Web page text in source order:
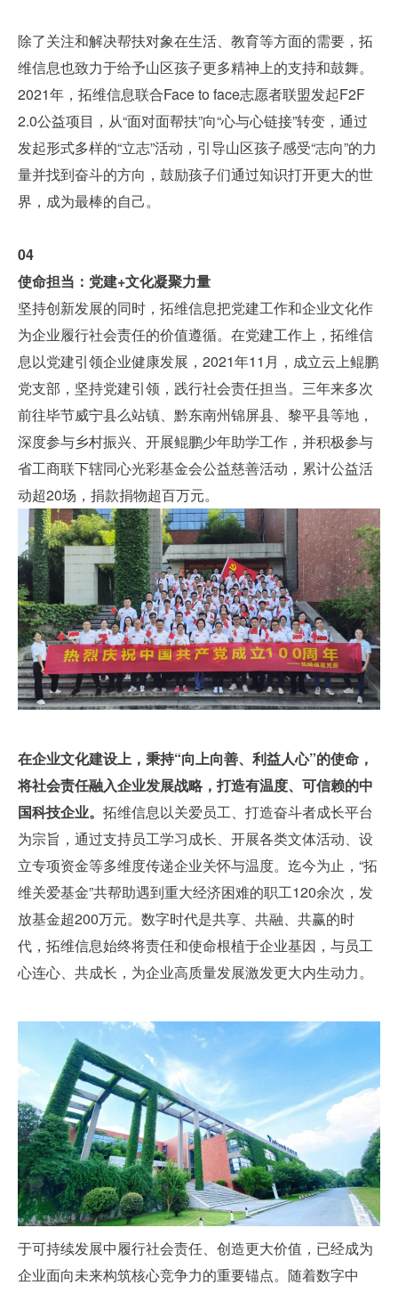
除了关注和解决帮扶对象在生活、教育等方面的需要，拓
维信息也致力于给予山区孩子更多精神上的支持和鼓舞。
2021年，拓维信息联合Face to face志愿者联盟发起F2F
2.0公益项目，从“面对面帮扶”向“心与心链接”转变，通过
发起形式多样的“立志”活动，引导山区孩子感受“志向”的力
量并找到奋斗的方向，鼓励孩子们通过知识打开更大的世
界，成为最棒的自己。
04
使命担当：党建+文化凝聚力量
坚持创新发展的同时，拓维信息把党建工作和企业文化作
为企业履行社会责任的价值遵循。在党建工作上，拓维信
息以党建引领企业健康发展， 2021年11月，成立云上鲲鹏
党支部，坚持党建引领，践行社会责任担当。三年来多次
前往毕节威宁县么站镇、黔东南州锦屏县、黎平县等地，
深度参与乡村振兴、开展鲲鹏少年助学工作，并积极参与
省工商联下辖同心光彩基金会公益慈善活动，累计公益活
动超20场，捐款捐物超百万元。
在企业文化建设上，秉持“向上向善、利益人心”的使命，
将社会责任融入企业发展战略，打造有温度、可信赖的中
国科技企业。 拓维信息以关爱员工、打造奋斗者成长平台
为宗旨，通过支持员工学习成长、开展各类文体活动、设
立专项资金等多维度传递企业关怀与温度。迄今为止，“拓
维关爱基金”共帮助遇到重大经济困难的职工120余次，发
放基金超200万元。数字时代是共享、共融、共赢的时
代，拓维信息始终将责任和使命根植于企业基因，与员工
心连心、共成长，为企业高质量发展激发更大内生动力。
于可持续发展中履行社会责任、创造更大价值，已经成为
企业面向未来构筑核心竞争力的重要锚点。随着数字中